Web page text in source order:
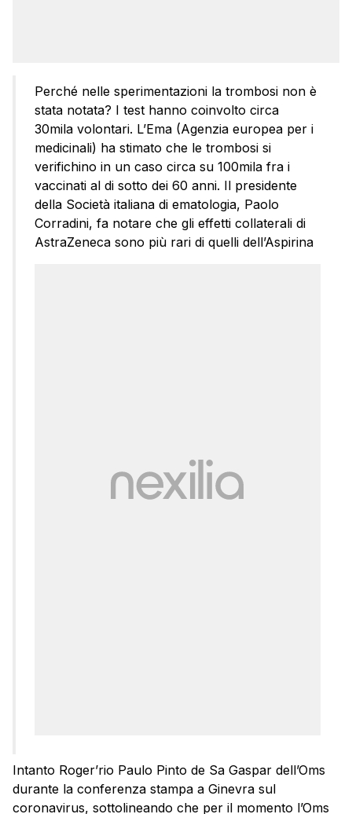
Perché nelle sperimentazioni la trombosi non è
stata notata? I test hanno coinvolto circa
30mila volontari. L’Ema (Agenzia europea per i
medicinali) ha stimato che le trombosi si
verifichino in un caso circa su 100mila fra i
vaccinati al di sotto dei 60 anni. Il presidente
della Società italiana di ematologia, Paolo
Corradini, fa notare che gli effetti collaterali di
AstraZeneca sono più rari di quelli dell’Aspirina
Intanto Roger’rio Paulo Pinto de Sa Gaspar dell’Oms
durante la conferenza stampa a Ginevra sul
coronavirus, sottolineando che per il momento l’Oms